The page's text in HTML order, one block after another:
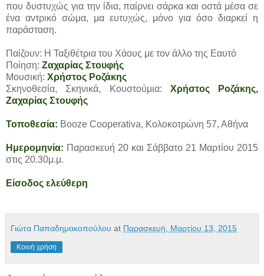
που δυστυχώς για την ίδια, παίρνει σάρκα και οστά μέσα σε
ένα αντρικό σώμα, μα ευτυχώς, μόνο για όσο διαρκεί η
παράσταση.
Παίζουν: Η Ταξιθέτρια του Χάους με τον άλλο της Εαυτό
Ποίηση: Ζαχαρίας Στουφής
Μουσική: Χρήστος Ροζάκης
Σκηνοθεσία, Σκηνικά, Κουστούμια: Χρήστος Ροζάκης,
Ζαχαρίας Στουφής
Τοποθεσία: Booze Cooperativa, Κολοκοτρώνη 57, Αθήνα
Ημερομηνία: Παρασκευή 20 και Σάββατο 21 Μαρτίου 2015
στις 20.30μ.μ.
Είσοδος ελεύθερη
Γιώτα Παπαδημακοπούλου at Παρασκευή, Μαρτίου 13, 2015
Κοινή χρήση